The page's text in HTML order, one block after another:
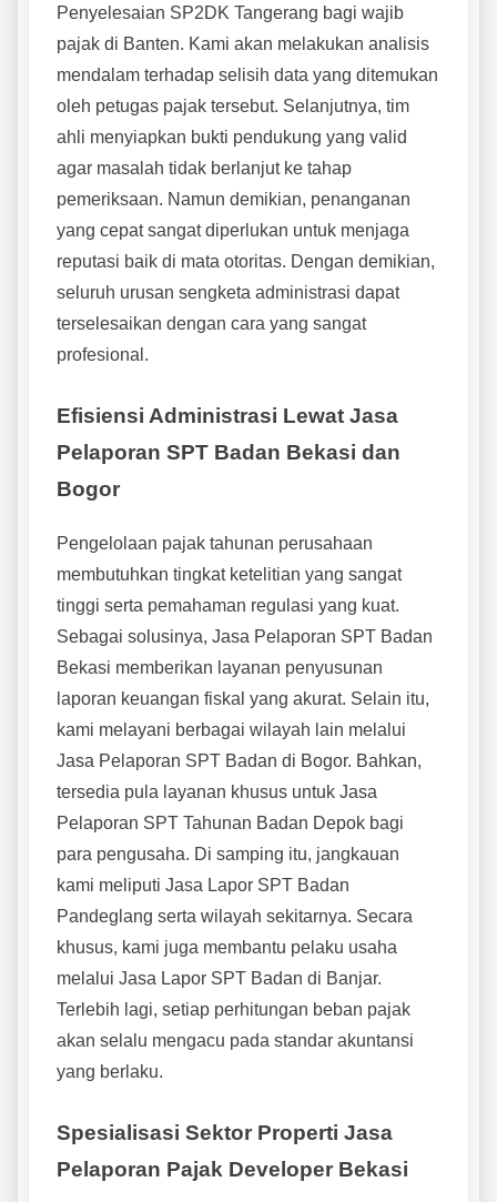
Penyelesaian SP2DK Tangerang bagi wajib
pajak di Banten. Kami akan melakukan analisis
mendalam terhadap selisih data yang ditemukan
oleh petugas pajak tersebut. Selanjutnya, tim
ahli menyiapkan bukti pendukung yang valid
agar masalah tidak berlanjut ke tahap
pemeriksaan. Namun demikian, penanganan
yang cepat sangat diperlukan untuk menjaga
reputasi baik di mata otoritas. Dengan demikian,
seluruh urusan sengketa administrasi dapat
terselesaikan dengan cara yang sangat
profesional.
Efisiensi Administrasi Lewat Jasa
Pelaporan SPT Badan Bekasi dan
Bogor
Pengelolaan pajak tahunan perusahaan
membutuhkan tingkat ketelitian yang sangat
tinggi serta pemahaman regulasi yang kuat.
Sebagai solusinya, Jasa Pelaporan SPT Badan
Bekasi memberikan layanan penyusunan
laporan keuangan fiskal yang akurat. Selain itu,
kami melayani berbagai wilayah lain melalui
Jasa Pelaporan SPT Badan di Bogor. Bahkan,
tersedia pula layanan khusus untuk Jasa
Pelaporan SPT Tahunan Badan Depok bagi
para pengusaha. Di samping itu, jangkauan
kami meliputi Jasa Lapor SPT Badan
Pandeglang serta wilayah sekitarnya. Secara
khusus, kami juga membantu pelaku usaha
melalui Jasa Lapor SPT Badan di Banjar.
Terlebih lagi, setiap perhitungan beban pajak
akan selalu mengacu pada standar akuntansi
yang berlaku.
Spesialisasi Sektor Properti Jasa
Pelaporan Pajak Developer Bekasi